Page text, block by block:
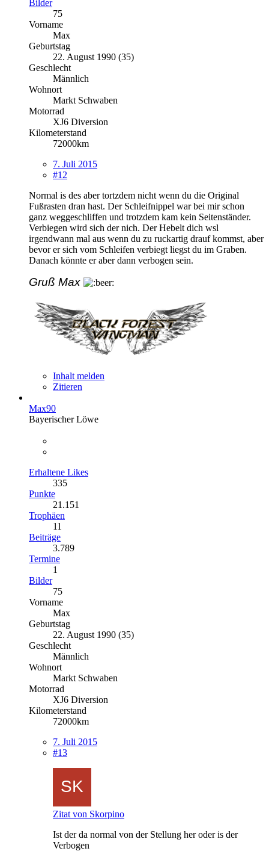
Bilder
75
Vorname
Max
Geburtstag
22. August 1990 (35)
Geschlecht
Männlich
Wohnort
Markt Schwaben
Motorrad
XJ6 Diversion
Kilometerstand
72000km
7. Juli 2015
#12
Normal is des aber tortzdem nicht wenn du die Original
Fußrasten dran hast. Der Schleifnippel war bei mir schon
ganz weggeschliffen und trotzdem kam kein Seitenständer.
Verbiegen wird sich der nich. Der Hebelt dich wsl
irgendwann mal aus wenn du zu ruckartig drauf kommst, aber
bevor er sich vom Schleifen verbiegt liegst du im Graben.
Danach könnte er aber dann verbogen sein.
Gruß Max
Inhalt melden
Zitieren
Max90
Bayerischer Löwe
Erhaltene Likes
335
Punkte
21.151
Trophäen
11
Beiträge
3.789
Termine
1
Bilder
75
Vorname
Max
Geburtstag
22. August 1990 (35)
Geschlecht
Männlich
Wohnort
Markt Schwaben
Motorrad
XJ6 Diversion
Kilometerstand
72000km
7. Juli 2015
#13
Zitat von Skorpino
Ist der da normal von der Stellung her oder is der
Verbogen